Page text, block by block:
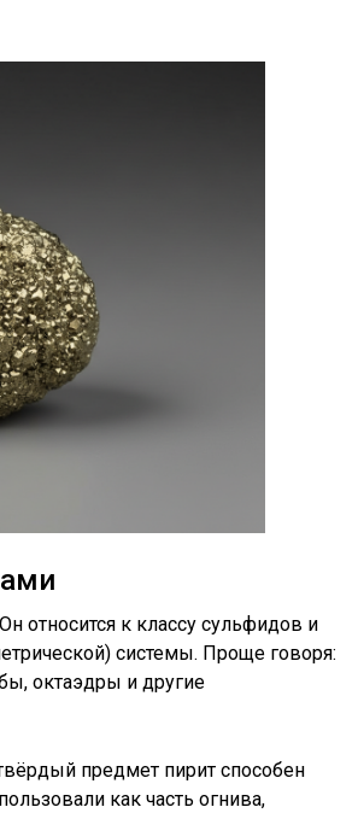
относится к классу сульфидов и
системы. Проще говоря:
октаэдры и другие
предмет пирит способен
как часть огнива,